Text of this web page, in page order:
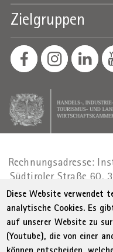
Zielgruppen
Rechnungsadresse:
Südtiroler Straße 60,
© WIFI
Diese Website verwendet
analytische Cookies. Es
auf unserer Website zu
(Youtube), die von einer